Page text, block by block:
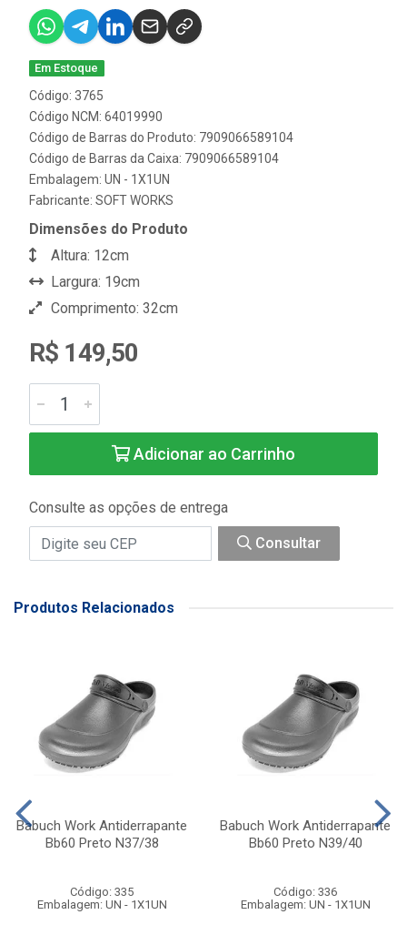
Em Estoque
Código: 3765
Código NCM: 64019990
Código de Barras do Produto: 7909066589104
Código de Barras da Caixa: 7909066589104
Embalagem: UN - 1X1UN
Fabricante: SOFT WORKS
Dimensões do Produto
Altura: 12cm
Largura: 19cm
Comprimento: 32cm
R$ 149,50
Adicionar ao Carrinho
Consulte as opções de entrega
Consultar
Produtos Relacionados
Babuch Work Antiderrapante
Bb60 Preto N37/38
Código: 335
Embalagem: UN - 1X1UN
Babuch Work Antiderrapante
Bb60 Preto N39/40
Código: 336
Embalagem: UN - 1X1UN